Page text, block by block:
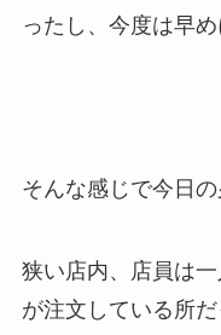
ったし、今度は早
そんな感じで今日
狭い店内、店員は
が注文している所だ